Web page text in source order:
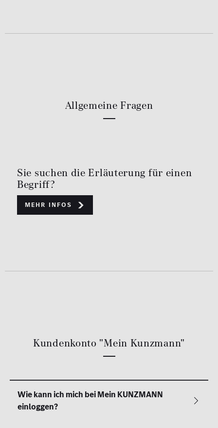
Allgemeine Fragen
Sie suchen die Erläuterung für einen
Begriff?
Mehr Infos
Kundenkonto "Mein Kunzmann"